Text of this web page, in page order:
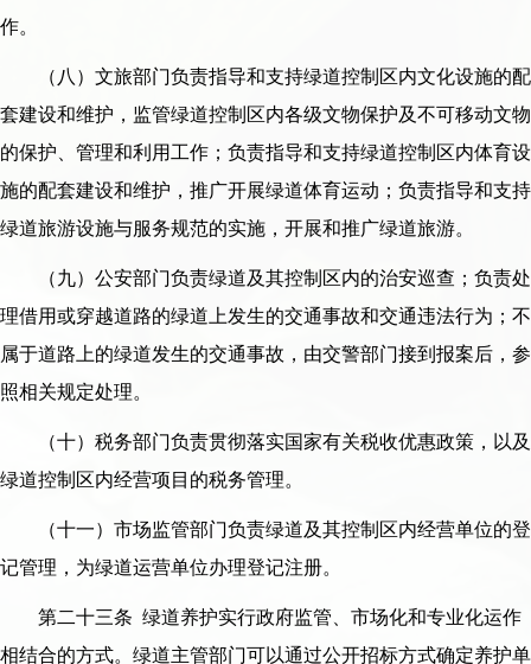
作。
（八）文旅部门负责指导和支持绿道控制区内文化设施的配
套建设和维护，监管绿道控制区内各级文物保护及不可移动文物
的保护、管理和利用工作；负责指导和支持绿道控制区内体育设
施的配套建设和维护，推广开展绿道体育运动；负责指导和支持
绿道旅游设施与服务规范的实施，开展和推广绿道旅游。
（九）公安部门负责绿道及其控制区内的治安巡查；负责处
理借用或穿越道路的绿道上发生的交通事故和交通违法行为；不
属于道路上的绿道发生的交通事故，由交警部门接到报案后，参
照相关规定处理。
（十）税务部门负责贯彻落实国家有关税收优惠政策，以及
绿道控制区内经营项目的税务管理。
（十一）市场监管部门负责绿道及其控制区内经营单位的登
记管理，为绿道运营单位办理登记注册。
第二十三条 绿道养护实行政府监管、市场化和专业化运作
相结合的方式。绿道主管部门可以通过公开招标方式确定养护单